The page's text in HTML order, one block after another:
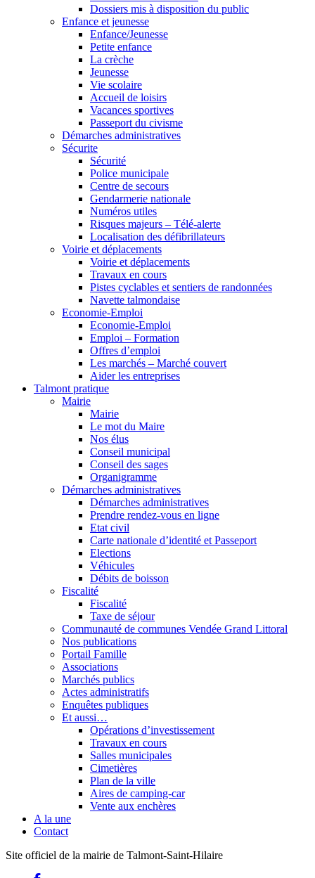
Dossiers mis à disposition du public
Enfance et jeunesse
Enfance/Jeunesse
Petite enfance
La crèche
Jeunesse
Vie scolaire
Accueil de loisirs
Vacances sportives
Passeport du civisme
Démarches administratives
Sécurite
Sécurité
Police municipale
Centre de secours
Gendarmerie nationale
Numéros utiles
Risques majeurs – Télé-alerte
Localisation des défibrillateurs
Voirie et déplacements
Voirie et déplacements
Travaux en cours
Pistes cyclables et sentiers de randonnées
Navette talmondaise
Economie-Emploi
Economie-Emploi
Emploi – Formation
Offres d’emploi
Les marchés – Marché couvert
Aider les entreprises
Talmont pratique
Mairie
Mairie
Le mot du Maire
Nos élus
Conseil municipal
Conseil des sages
Organigramme
Démarches administratives
Démarches administratives
Prendre rendez-vous en ligne
Etat civil
Carte nationale d’identité et Passeport
Elections
Véhicules
Débits de boisson
Fiscalité
Fiscalité
Taxe de séjour
Communauté de communes Vendée Grand Littoral
Nos publications
Portail Famille
Associations
Marchés publics
Actes administratifs
Enquêtes publiques
Et aussi…
Opérations d’investissement
Travaux en cours
Salles municipales
Cimetières
Plan de la ville
Aires de camping-car
Vente aux enchères
A la une
Contact
Site officiel de la mairie de Talmont-Saint-Hilaire